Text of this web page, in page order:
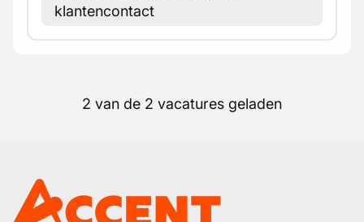
klantencontact
2 van de 2 vacatures geladen